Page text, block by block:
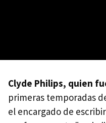
Clyde Philips, quien
primeras temporadas
el encargado de